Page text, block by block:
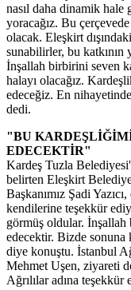
nasıl daha dinamik
yoracağız. Bu
olacak. Eleşkirt
sunabilirler, bu katkının
İnşallah birbirini seven
halayı olacağız.
edeceğiz. En
dedi.
"BU
EDECEKTİR"
Kardeş Tuzla
belirten Eleşkirt
Başkanımız Şadi
kendilerine teşekkür
görmüş oldular.
edecektir. Bizde
diye konuştu. İstanbul
Mehmet Uşen, ziyareti
Ağrılılar adına teşekkür